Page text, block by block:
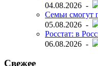
04.08.2026 -
Семьи смогут
05.08.2026 -
Росстат: в
06.08.2026 -
Свежее